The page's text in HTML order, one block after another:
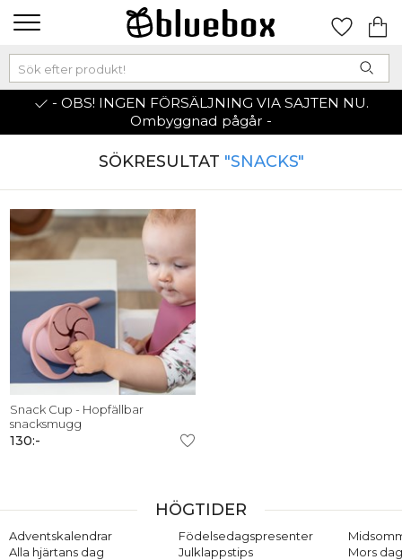
- OBS! INGEN FÖRSÄLJNING VIA SAJTEN NU.
Ombyggnad pågår -
SÖKRESULTAT "SNACKS"
Snack Cup - Hopfällbar
snacksmugg
130:-
HÖGTIDER
Adventskalendrar
Alla hjärtans dag
Födelsedagspresenter
Julklappstips
Mors